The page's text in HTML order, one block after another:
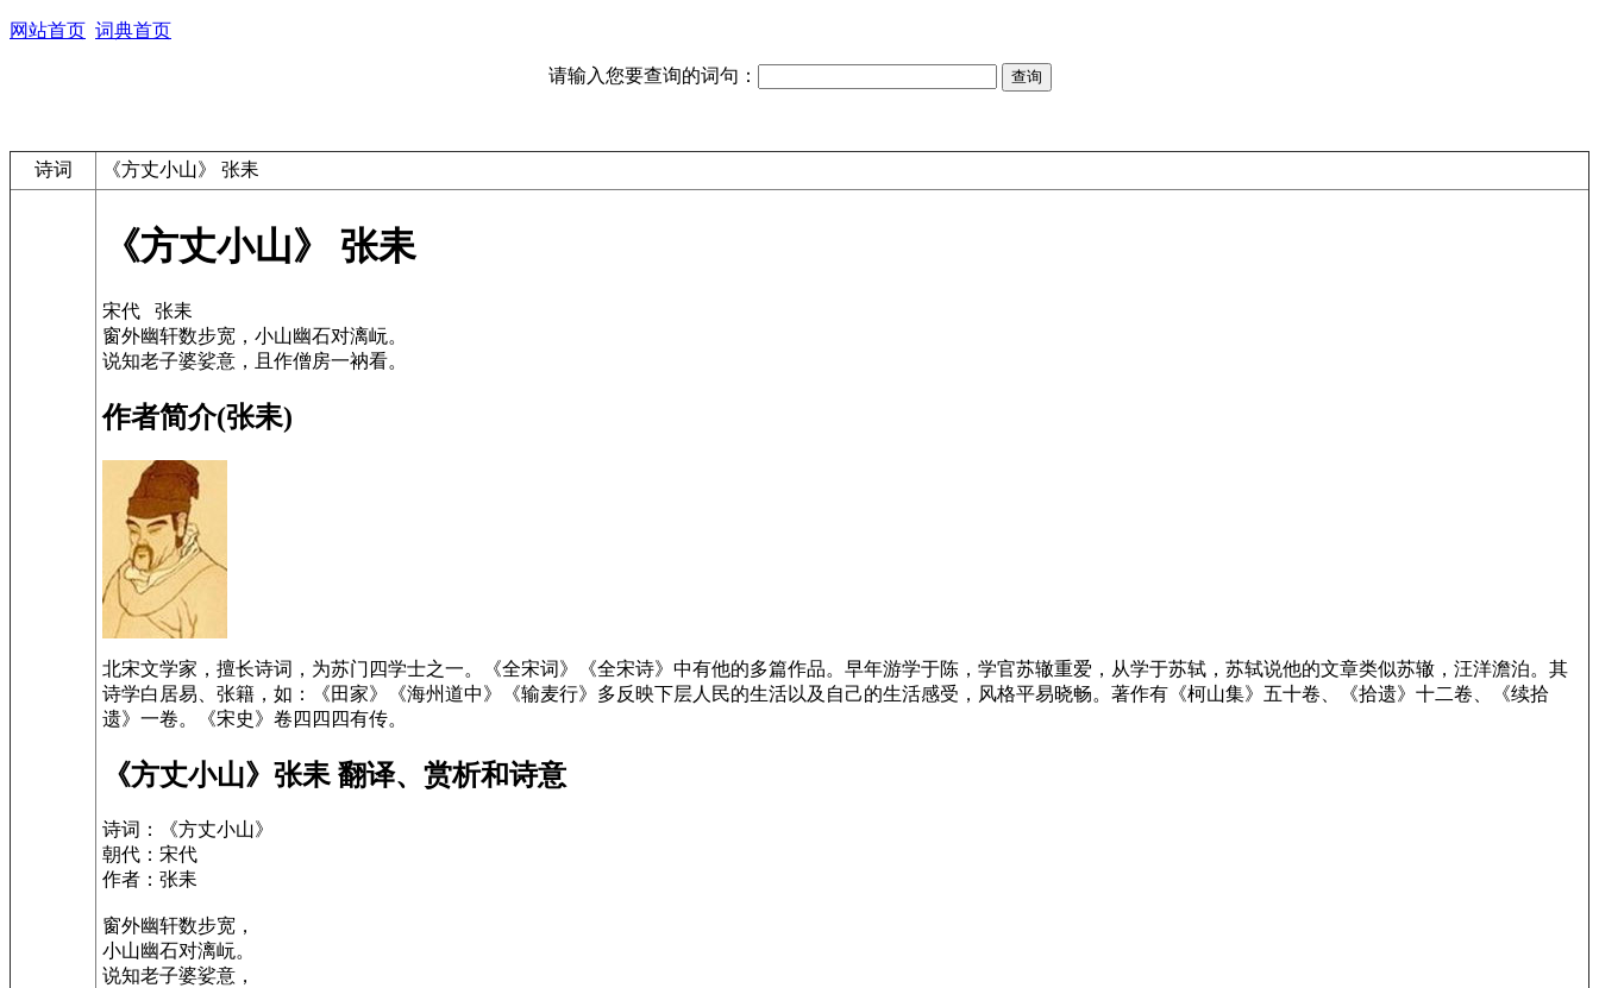
网站首页 词典首页
请输入您要查询的词句：
诗词 《方丈小山》 张耒
《方丈小山》 张耒
宋代 张耒
窗外幽轩数步宽，小山幽石对漓岏。
说知老子婆娑意，且作僧房一衲看。
作者简介(张耒)
北宋文学家，擅长诗词，为苏门四学士之一。《全宋词》《全宋诗》中有他的多篇作品。早年游学于陈，学官苏辙重爱，从学于苏轼，苏轼说他的文章类似苏辙，汪洋澹泊。其
诗学白居易、张籍，如：《田家》《海州道中》《输麦行》多反映下层人民的生活以及自己的生活感受，风格平易晓畅。著作有《柯山集》五十卷、《拾遗》十二卷、《续拾
遗》一卷。《宋史》卷四四四有传。
《方丈小山》张耒 翻译、赏析和诗意
诗词：《方丈小山》
朝代：宋代
作者：张耒
窗外幽轩数步宽，
小山幽石对漓岏。
说知老子婆娑意，